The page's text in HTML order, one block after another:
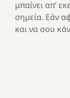
μπαίνει απ’
σημεία. Εάν
και να σου